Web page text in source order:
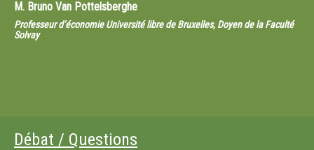
M. Bruno Van Pottelsberghe
Professeur d’économie Université libre de Bruxelles, Doyen de la Faculté
Solvay
Débat / Questions